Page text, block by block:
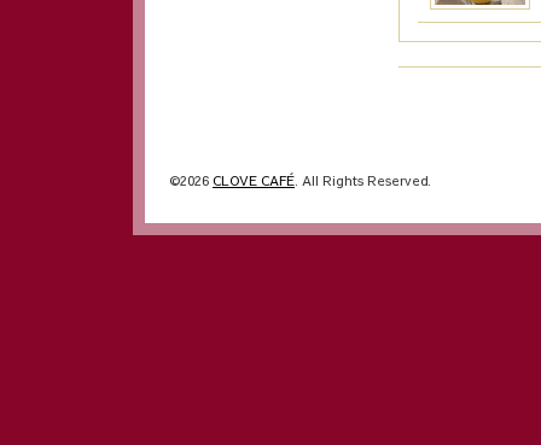
©2026 CLOVE CAFÉ. All Rights Reserved.